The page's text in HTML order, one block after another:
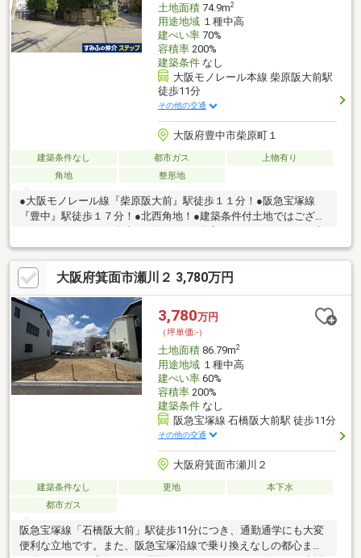
土地面積74.9m2
用途地域１種中高
建ぺい率70%
容積率200%
建築条件なし
大阪モノレール本線 柴原阪大前駅
徒歩11分
その他の交通
大阪府豊中市柴原町１
建築条件なし 都市ガス
上物有り
角地
整形地
●大阪モノレール線『柴原阪大前』駅徒歩１１分！●阪急宝塚線
『豊中』駅徒歩１７分！●北西角地！●建築条件付土地ではござい
築していただけます！[周辺施設]□桜井谷小学校まで約840ｍ□第十
三中学校まで約410ｍ□万代豊中本町店まで約460ｍ□ローソン豊中
桜の町一丁目店まで約320ｍ□豊中柴原郵便局まで約190ｍ
大阪府箕面市瀬川２ 3,780万円
3,780万円
（坪単価:-）
土地面積86.79m2
用途地域１種中高
建ぺい率60%
容積率200%
建築条件なし
阪急宝塚線 石橋阪大前駅 徒歩11分
その他の交通
大阪府箕面市瀬川２
建築条件なし 更地
本下水
都市ガス
阪急宝塚線「石橋阪大前」駅徒歩11分につき、通勤通学にも大変
便利な立地です。また、阪急宝塚沿線で乗り換えなしの都心まで